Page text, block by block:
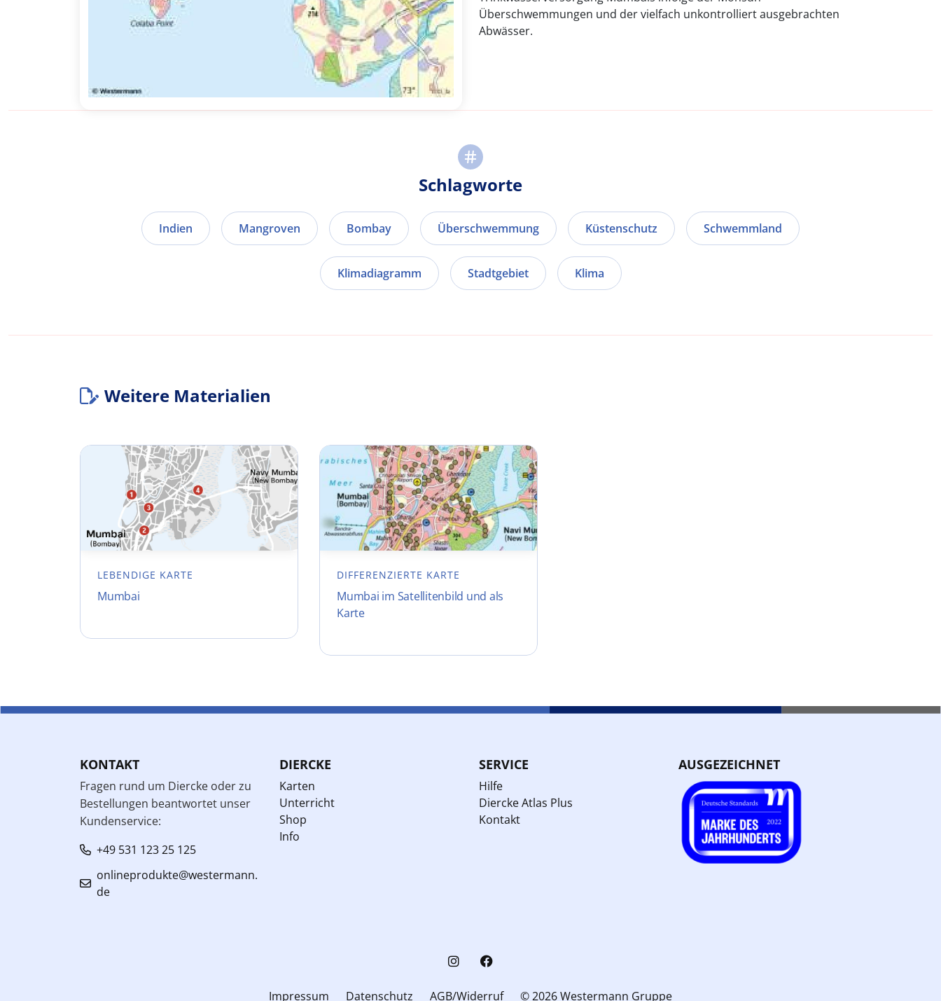
Überschwemmungen und der vielfach unkontrolliert ausgebrachten
Abwässer.
Schlagworte
Indien Mangroven Bombay Überschwemmung Küstenschutz Schwemmland
Klimadiagramm Stadtgebiet Klima
Weitere Materialien
LEBENDIGE KARTE
Mumbai
DIFFERENZIERTE KARTE
Mumbai im Satellitenbild und als
Karte
KONTAKT
Fragen rund um Diercke oder zu
Bestellungen beantwortet unser
Kundenservice:
+49 531 123 25 125
onlineprodukte@westermann.
de
DIERCKE
Karten
Unterricht
Shop
Info
SERVICE
Hilfe
Diercke Atlas Plus
Kontakt
AUSGEZEICHNET
Impressum Datenschutz AGB/Widerruf © 2026 Westermann Gruppe